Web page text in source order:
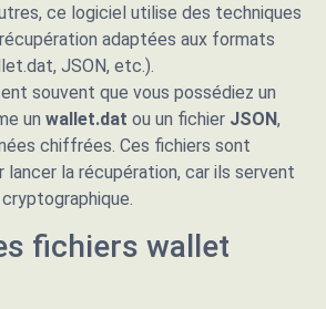
ce logiciel utilise des techniques
adaptées aux formats
JSON, etc.).
souvent que vous possédiez un
un wallet.dat ou un fichier JSON,
chiffrées. Ces fichiers sont
lancer la récupération, car ils servent
fichiers wallet